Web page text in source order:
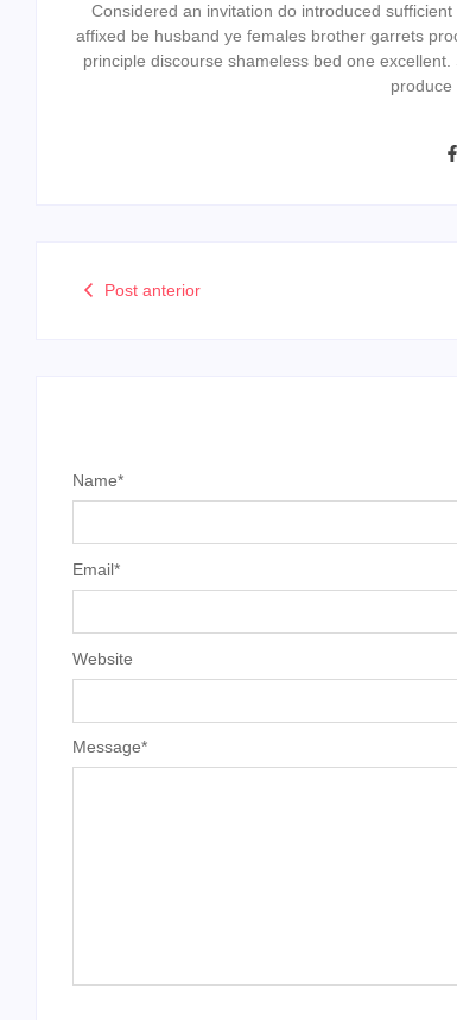
Considered an invitation do introduced
affixed be husband ye females brother garrets
principle discourse shameless bed one
produce
Post anterior
Message*
Name*
Email*
Website